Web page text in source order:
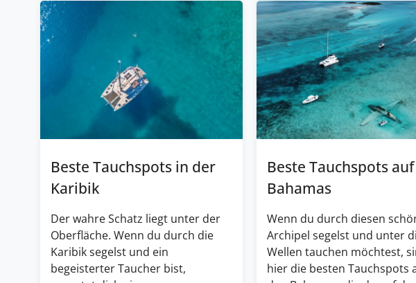
Beste Tauchspots in der
Karibik
Der wahre Schatz liegt unter der
Oberfläche. Wenn du durch die
Karibik segelst und ein
begeisterter Taucher bist,
Beste Tauchspots
Bahamas
Wenn du durch diesen
Archipel segelst und unter
Wellen tauchen möchtest,
hier die besten Tauchspots